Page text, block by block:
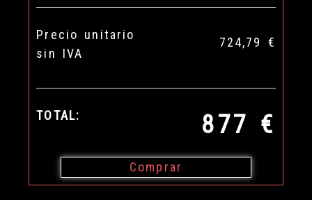
Precio unitario
sin IVA
724,79 €
TOTAL: 877 €
Comprar